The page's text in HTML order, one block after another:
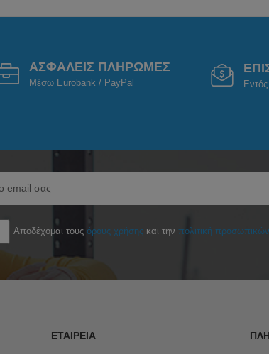
ΑΣΦΑΛΕΙΣ ΠΛΗΡΩΜΕΣ
Μέσω Eurobank / PayPal
Αποδέχομαι τουςόρους χρήσης και τηνπολιτική
ΕΤΑΙΡΕΊΑ